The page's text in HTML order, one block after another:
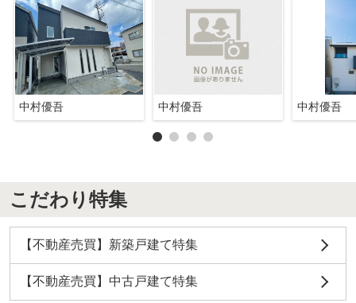
中村優吾 中村優吾 中村優吾
こだわり特集
【不動産売買】新築戸建て特集
【不動産売買】中古戸建て特集